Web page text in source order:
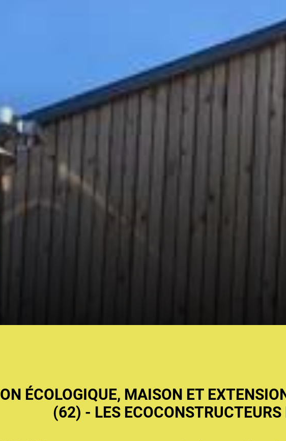
ÉCOLOGIQUE, MAISON ET
(62) - LES ECOCONSTRUCTEURS